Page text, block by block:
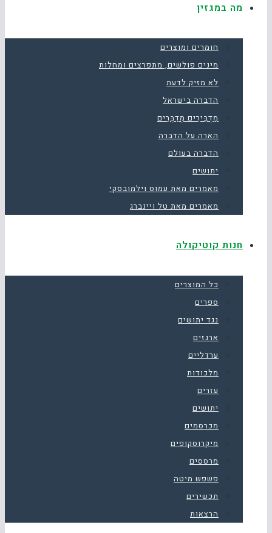
מה במגזין
חומרים ומוצרים
מינים פולשים, מתפרצים ומחלות
לא מזיק לדעת
הדברה בישראל
מַדְבִּירִים מְדַבְּרִים
הארה על הדברה
הדברה בעולם
יתושים
מאמרים מאת עמוס וילמובסקי
מאמרים מאת טל ויינברג
חנות קוטיקולה
כל המוצרים
ספרים
נגד יתושים
ארגזים
ערדליים
מלכודות
עזרים
יתושים
מכרסמים
מיקרוסקופים
מרססים
פשפש מיטה
תכשירים
הרצאות